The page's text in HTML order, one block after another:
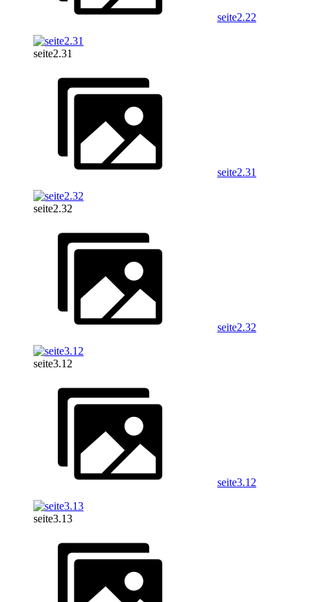
seite2.22
seite2.31
seite2.31
seite2.32
seite2.32
seite3.12
seite3.12
seite3.13